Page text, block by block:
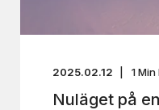
2025.02.12 1Min
Nuläget på